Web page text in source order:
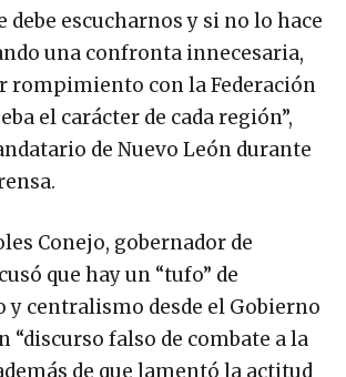
debe escucharnos y si no lo hace
una confronta innecesaria,
rompimiento con la Federación
el carácter de cada región”,
de Nuevo León durante
Conejo, gobernador de
que hay un “tufo” de
centralismo desde el Gobierno
“discurso falso de combate a la
de que lamentó la actitud